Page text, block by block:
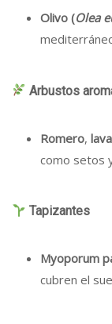
Olivo (Olea
Arbustos
Romero,
como setos
Tapizantes
Myoporum
cubren el